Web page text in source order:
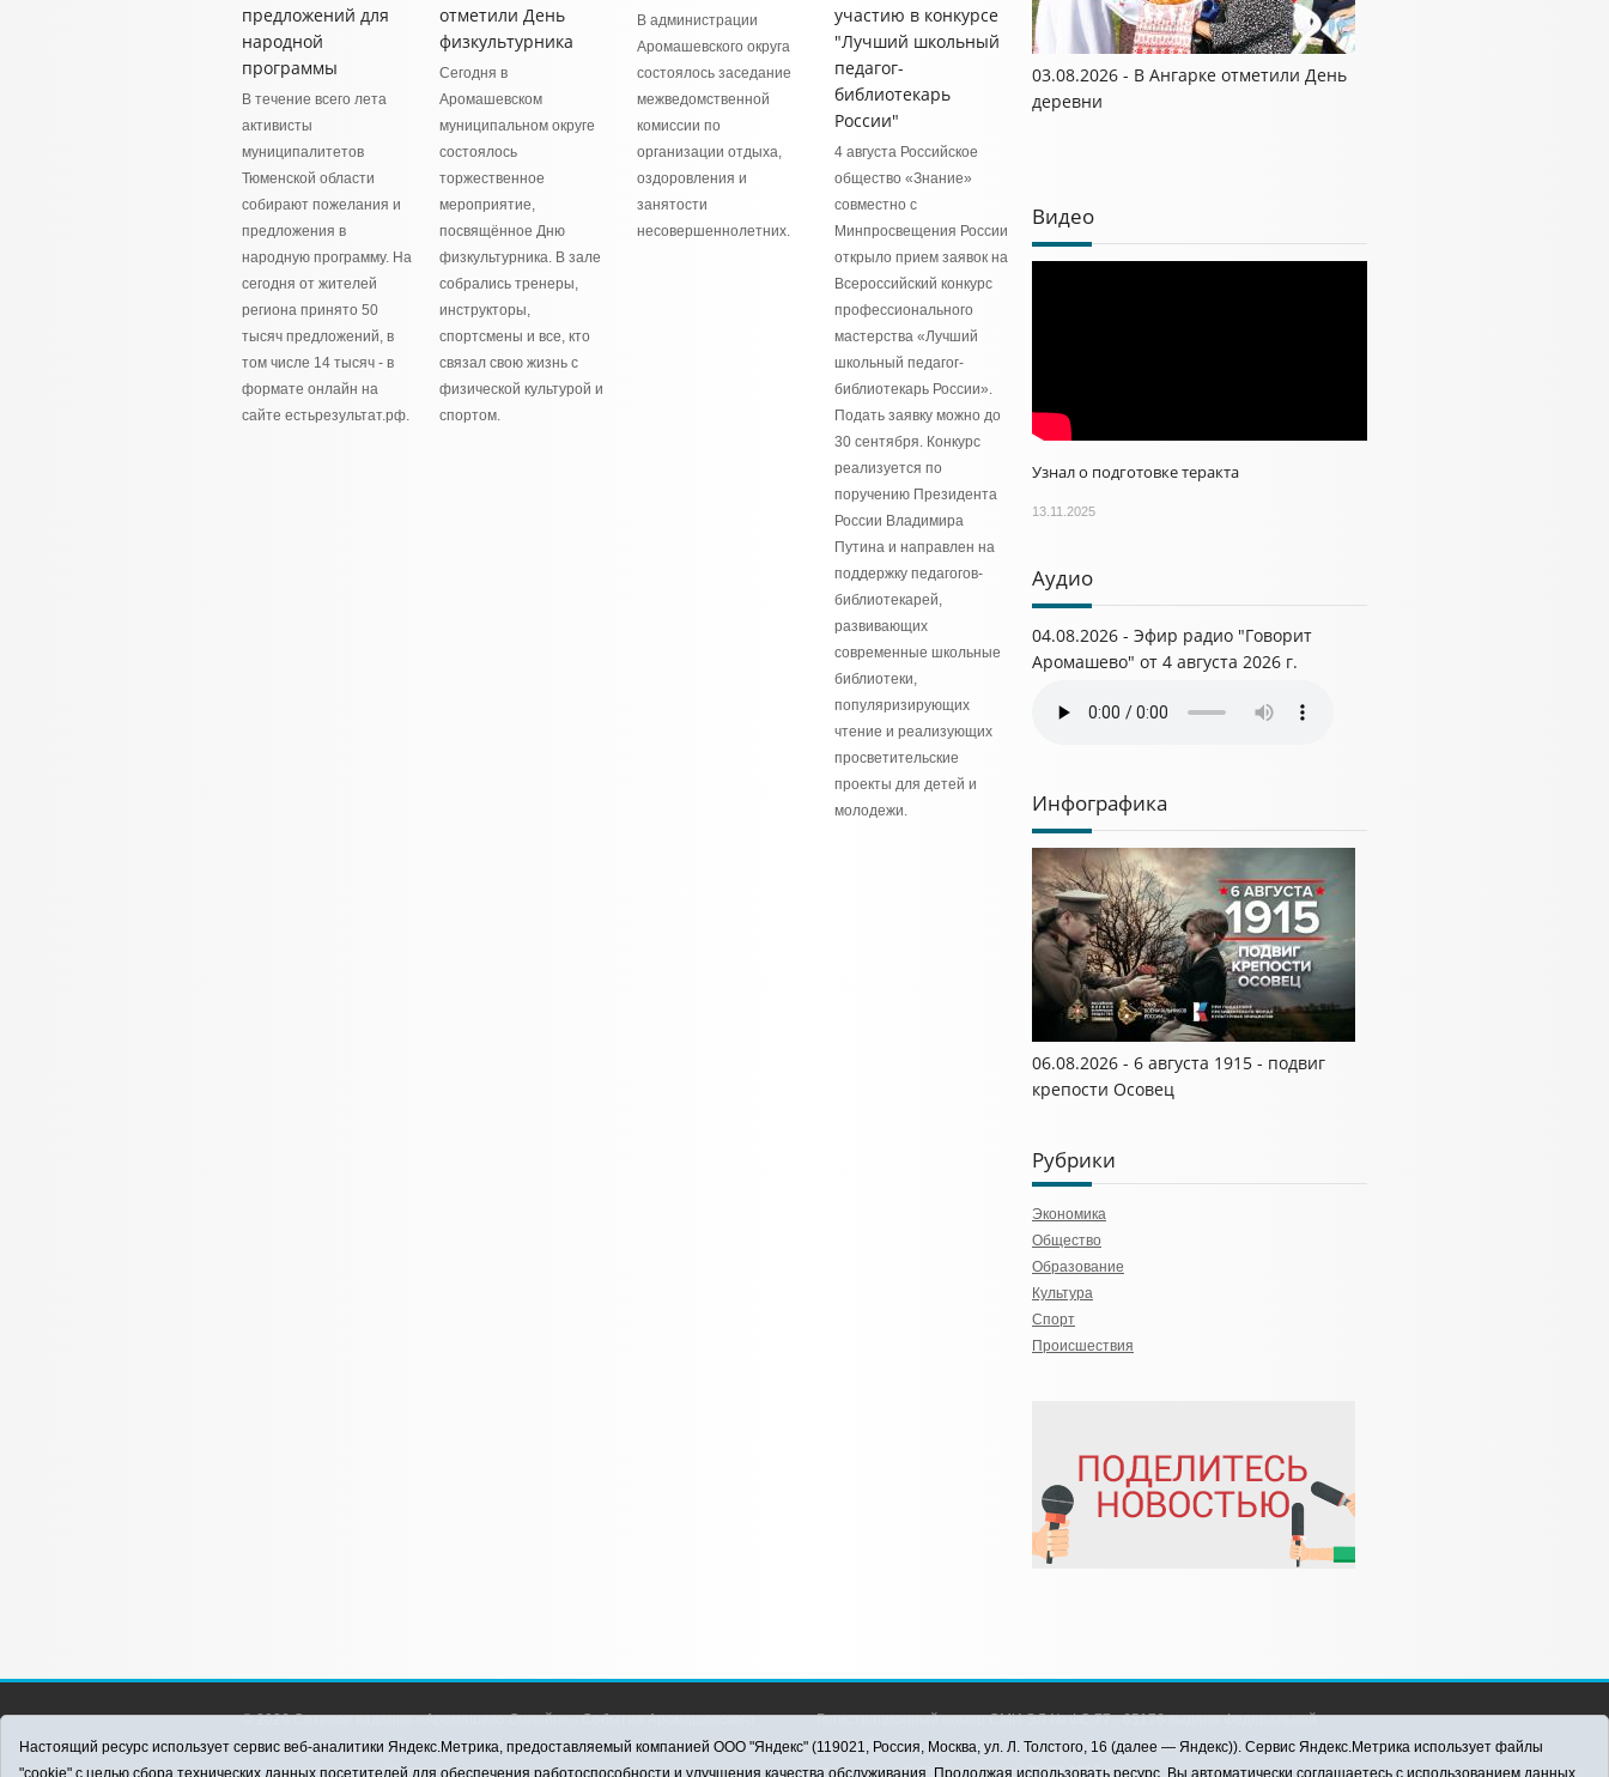
предложений для
народной
программы
В течение всего лета
активисты
муниципалитетов
Тюменской области
собирают пожелания и
предложения в
народную программу. На
сегодня от жителей
региона принято 50
тысяч предложений, в
том числе 14 тысяч - в
формате онлайн на
сайте естьрезультат.рф.
отметили День
физкультурника
Сегодня в
Аромашевском
муниципальном округе
состоялось
торжественное
мероприятие,
посвящённое Дню
физкультурника. В зале
собрались тренеры,
инструкторы,
спортсмены и все, кто
связал свою жизнь с
физической культурой и
спортом.
В администрации
Аромашевского округа
состоялось заседание
межведомственной
комиссии по
организации отдыха,
оздоровления и
занятости
несовершеннолетних.
участию в конкурсе
"Лучший школьный
педагог-
библиотекарь
России"
4 августа Российское
общество «Знание»
совместно с
Минпросвещения России
открыло прием заявок на
Всероссийский конкурс
профессионального
мастерства «Лучший
школьный педагог-
библиотекарь России».
Подать заявку можно до
30 сентября. Конкурс
реализуется по
поручению Президента
России Владимира
Путина и направлен на
поддержку педагогов-
библиотекарей,
развивающих
современные школьные
библиотеки,
популяризирующих
чтение и реализующих
просветительские
проекты для детей и
молодежи.
03.08.2026 - В Ангарке отметили День
деревни
Видео
Узнал о подготовке теракта
13.11.2025
Аудио
04.08.2026 - Эфир радио "Говорит
Аромашево" от 4 августа 2026 г.
Инфографика
06.08.2026 - 6 августа 1915 - подвиг
крепости Осовец
Рубрики
Экономика
Общество
Образование
Культура
Спорт
Происшествия
© 2026 Сетевое издание «Аромашево Онлайн» - События Аромашевского
района. Для детей старше 16 лет. Все права защищены © При использовании
материалов ссылка обязательна.
Регистрационный номер СМИ ЭЛ № ФС 77 - 65176 выдано Федеральной
службой по надзору в сфере связи, информационных технологий и массовых
коммуникаций (Роскомнадзор) 28.03.2016 г.
Настоящий ресурс использует сервис веб-аналитики Яндекс.Метрика, предоставляемый компанией ООО "Яндекс" (119021, Россия, Москва, ул. Л. Толстого, 16 (далее — Яндекс)). Сервис Яндекс.Метрика использует файлы
"cookie" с целью сбора технических данных посетителей для обеспечения работоспособности и улучшения качества обслуживания. Продолжая использовать ресурс, Вы автоматически соглашаетесь с использованием данных